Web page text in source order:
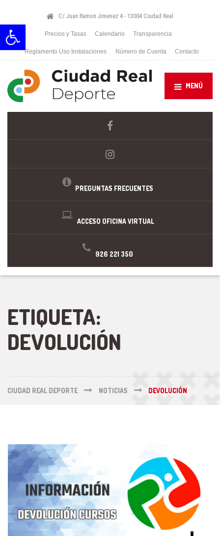
Abrir barra de herramientas
C/ Juan Ramon Jimenez 4 - 13004 Ciudad Real
Precios y Tasas Calendario Transparencia
Reglamento Uso Instalaciones Número de Cuenta Contacto
MENÚ
PREGUNTAS FRECUENTES
ACCESO OFICINA VIRTUAL
926 221 350
ETIQUETA:
DEVOLUCIÓN
CIUDAD REAL DEPORTE NOTICIAS DEVOLUCIÓN